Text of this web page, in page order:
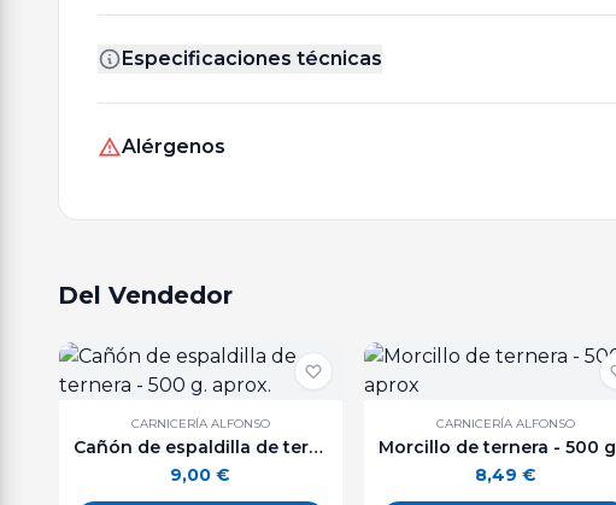
Especificaciones técnicas
Alérgenos
Del Vendedor
CARNICERÍA ALFONSO
Cañón de espaldilla de ternera - 500 g. aprox.
9,00€
CARNICERÍA ALFONSO
8,49 €